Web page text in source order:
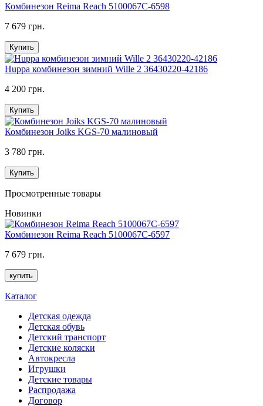
Комбинезон Reima Reach 5100067C-6598
7 679 грн.
Купить
Huppa комбинезон зимний Wille 2 36430220-42186
4 200 грн.
Купить
Комбинезон Joiks KGS-70 малиновый
3 780 грн.
Купить
Просмотренные товары
Новинки
Комбинезон Reima Reach 5100067C-6597
7 679 грн.
купить
Каталог
Детская одежда
Детская обувь
Детский транспорт
Детские коляски
Автокресла
Игрушки
Детские товары
Распродажа
Договор